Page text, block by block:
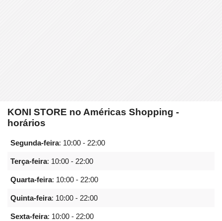
KONI STORE no Américas Shopping -
horários
Segunda-feira: 10:00 - 22:00
Terça-feira: 10:00 - 22:00
Quarta-feira: 10:00 - 22:00
Quinta-feira: 10:00 - 22:00
Sexta-feira: 10:00 - 22:00